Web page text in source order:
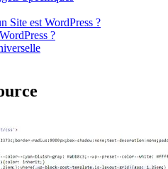
Site est WordPress ?
?